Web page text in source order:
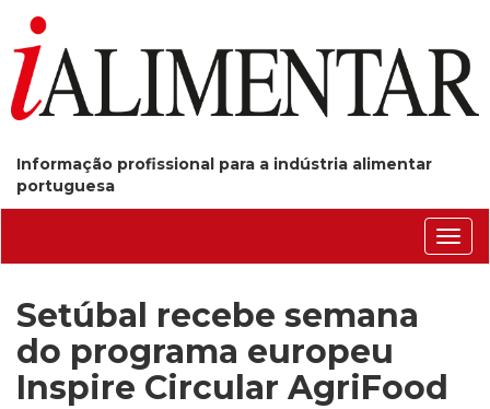
Informação profissional para a indústria alimentar
portuguesa
Setúbal recebe semana
do programa europeu
Inspire Circular AgriFood